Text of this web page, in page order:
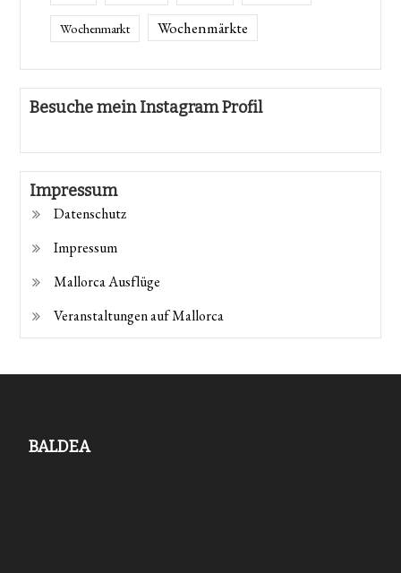
Wochenmarkt Wochenmärkte
Besuche mein Instagram Profil
Impressum
Datenschutz
Impressum
Mallorca Ausflüge
Veranstaltungen auf Mallorca
BALDEA